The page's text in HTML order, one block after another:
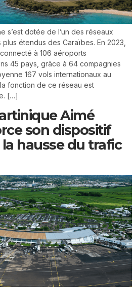
s’est dotée de l’un des réseaux
étendus des Caraïbes. En 2023,
à 106 aéroports
45 pays, grâce à 64 compagnies
167 vols internationaux au
fonction de ce réseau est
[…]
Aimé
son dispositif
hausse du trafic